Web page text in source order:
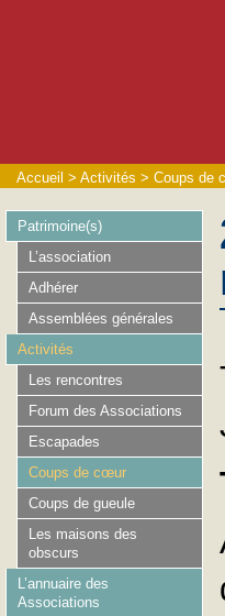
Accueil > Activités > Coups de
Patrimoine(s)
L’association
Adhérer
Assemblées générales
Activités
Les rencontres
Forum des Associations
Escapades
Coups de cœur
Coups de gueule
Les maisons des
obscurs
L’annuaire des
Associations